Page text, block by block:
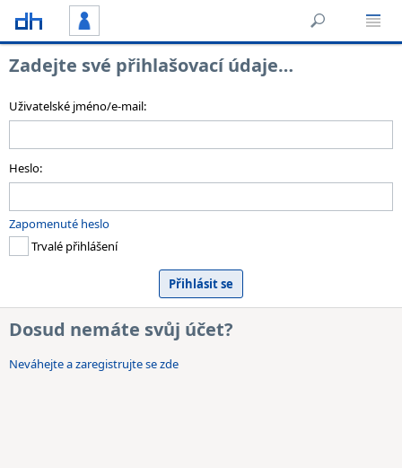
Zadejte své přihlašovací údaje…
Uživatelské jméno/e-mail:
Heslo:
Zapomenuté heslo
Trvalé přihlášení
Dosud nemáte svůj účet?
Neváhejte a zaregistrujte se zde